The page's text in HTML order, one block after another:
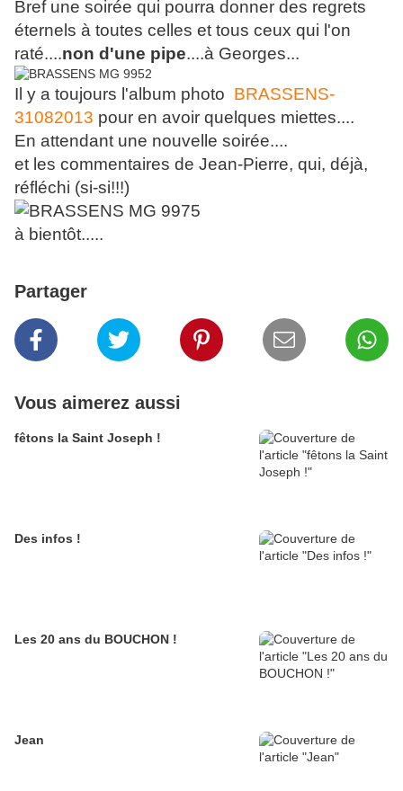
Bref une soirée qui pourra donner des regrets
éternels à toutes celles et tous ceux qui l'on
raté....non d'une pipe....à Georges...
Il y a toujours l'album photo BRASSENS-
31082013 pour en avoir quelques miettes....
En attendant une nouvelle soirée....
et les commentaires de Jean-Pierre, qui, déjà,
réfléchi (si-si!!!)
à bientôt.....
Partager
Vous aimerez aussi
fêtons la Saint Joseph !
Des infos !
Les 20 ans du BOUCHON !
Jean